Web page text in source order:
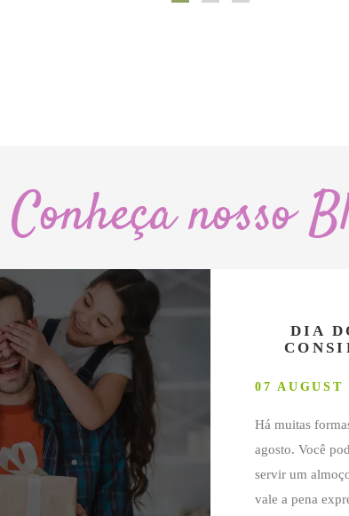
Conheça nosso
DIA
07
Há muitas
agosto. Você
servir um
vale a pena